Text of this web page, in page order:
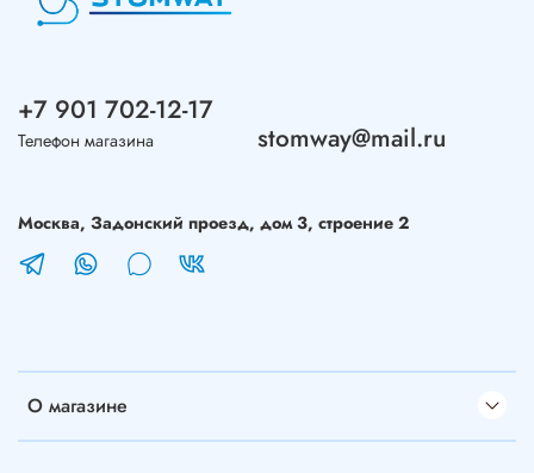
О магазине
+7 901 702-12-17
Телефон магазина stomway@mail.ru
Москва, Задонский проезд, дом 3, строение 2